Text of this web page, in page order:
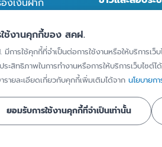
บ
สื่อประชาสัมพัน
ใช้งานคุกกี้ของ สคฝ.
มีการใช้คุกกี้ที่จำเป็นต่อการใช้งานหรือให้บริการเ
ระสิทธิภาพในการทำงานหรือการให้บริการเว็บไ
รายละเอียดเกี่ยวกับคุกกี้เพิ่มเติมได้จากนโยบายก
ยอมรับการใช้งานคุกกี้ที่จำเป็นเท่านั้น